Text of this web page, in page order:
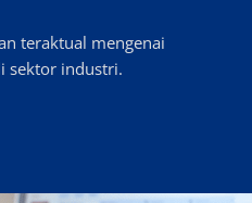
teraktual mengenai
sektor industri.